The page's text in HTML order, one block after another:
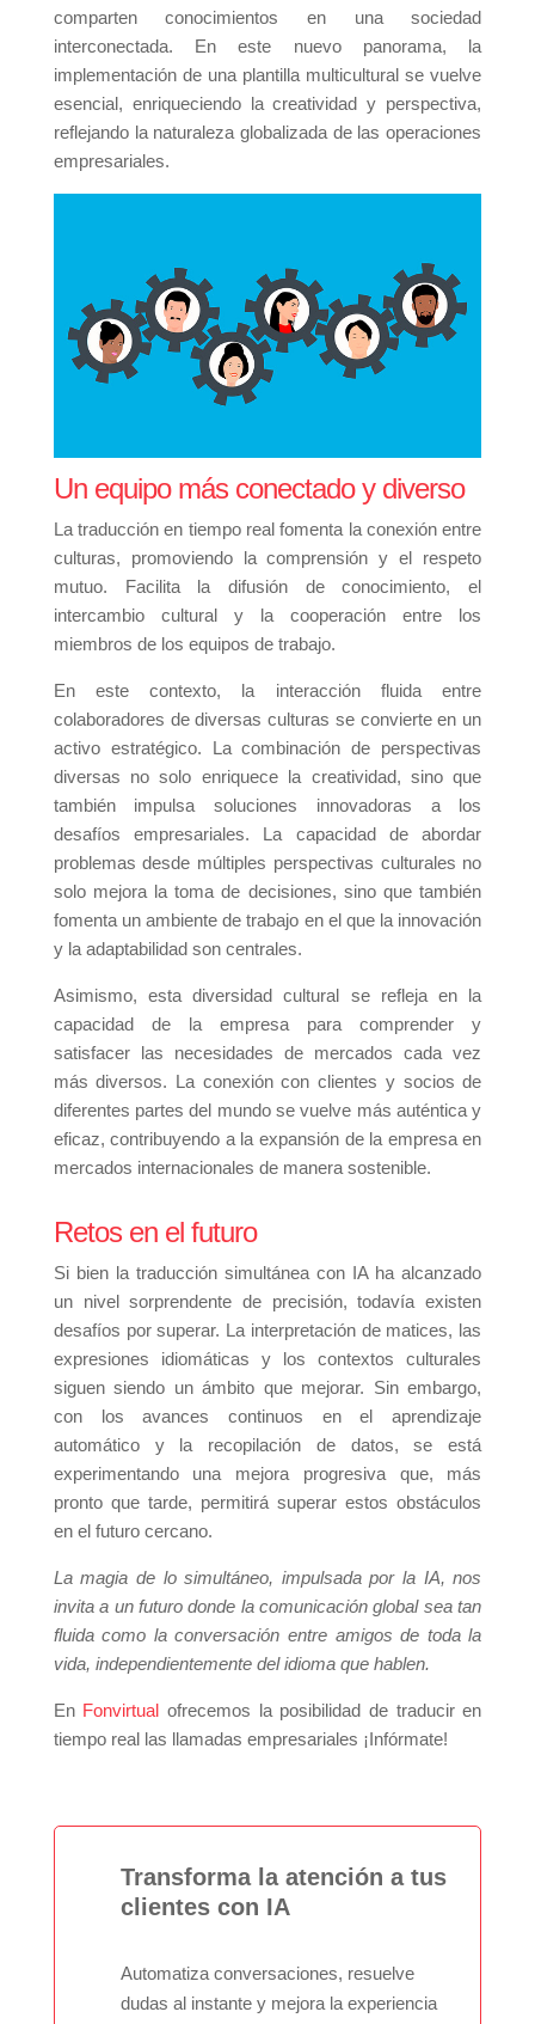
comparten conocimientos en una sociedad
interconectada. En este nuevo panorama, la
implementación de una plantilla multicultural se vuelve
esencial, enriqueciendo la creatividad y perspectiva,
reflejando la naturaleza globalizada de las operaciones
empresariales.
Un equipo más conectado y diverso
La traducción en tiempo real fomenta la conexión entre
culturas, promoviendo la comprensión y el respeto
mutuo. Facilita la difusión de conocimiento, el
intercambio cultural y la cooperación entre los
miembros de los equipos de trabajo.
En este contexto, la interacción fluida entre
colaboradores de diversas culturas se convierte en un
activo estratégico. La combinación de perspectivas
diversas no solo enriquece la creatividad, sino que
también impulsa soluciones innovadoras a los
desafíos empresariales. La capacidad de abordar
problemas desde múltiples perspectivas culturales no
solo mejora la toma de decisiones, sino que también
fomenta un ambiente de trabajo en el que la innovación
y la adaptabilidad son centrales.
Asimismo, esta diversidad cultural se refleja en la
capacidad de la empresa para comprender y
satisfacer las necesidades de mercados cada vez
más diversos. La conexión con clientes y socios de
diferentes partes del mundo se vuelve más auténtica y
eficaz, contribuyendo a la expansión de la empresa en
mercados internacionales de manera sostenible.
Retos en el futuro
Si bien la traducción simultánea con IA ha alcanzado
un nivel sorprendente de precisión, todavía existen
desafíos por superar. La interpretación de matices, las
expresiones idiomáticas y los contextos culturales
siguen siendo un ámbito que mejorar. Sin embargo,
con los avances continuos en el aprendizaje
automático y la recopilación de datos, se está
experimentando una mejora progresiva que, más
pronto que tarde, permitirá superar estos obstáculos
en el futuro cercano.
La magia de lo simultáneo, impulsada por la IA, nos
invita a un futuro donde la comunicación global sea tan
fluida como la conversación entre amigos de toda la
vida, independientemente del idioma que hablen.
En Fonvirtual ofrecemos la posibilidad de traducir en
tiempo real las llamadas empresariales ¡Infórmate!
Transforma la atención a tus
clientes con IA
Automatiza conversaciones, resuelve
dudas al instante y mejora la experiencia